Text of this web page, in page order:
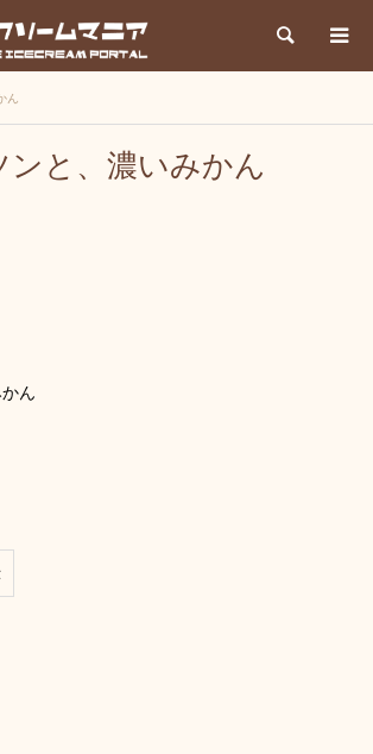
検索
ん
ンと、濃いみかん
ん